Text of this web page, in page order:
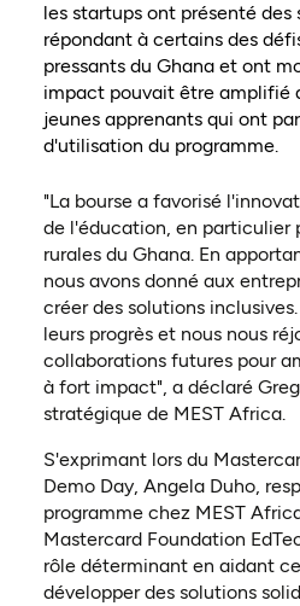
les startups ont présenté
répondant à certains des
pressants du Ghana et ont
impact pouvait être amplifié
jeunes apprenants qui ont
d'utilisation du programme.
"La bourse a favorisé
de l'éducation, en particulier
rurales du Ghana. En
nous avons donné aux
créer des solutions
leurs progrès et nous nous
collaborations futures pour
à fort impact", a déclaré
stratégique de MEST Africa.
S'exprimant lors du
Demo Day, Angela Duho,
programme chez MEST
Mastercard Foundation
rôle déterminant en aidant
développer des solutions